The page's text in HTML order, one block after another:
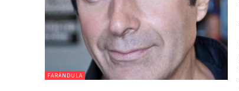
FARÁNDULA